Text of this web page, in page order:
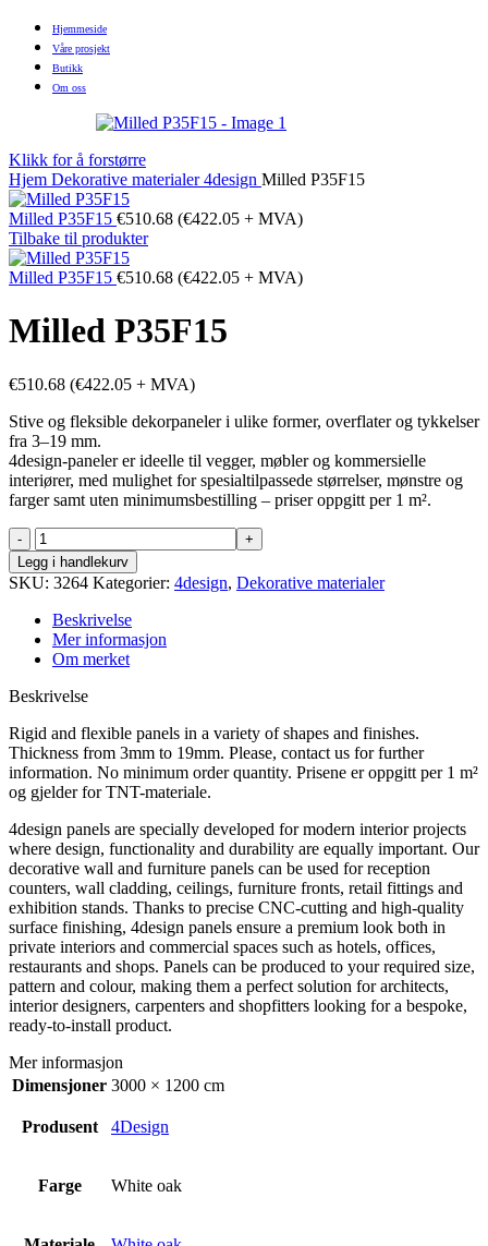
Hjemmeside
Våre prosjekt
Butikk
Om oss
Klikk for å forstørre
Hjem Dekorative materialer4design Milled P35F15
Milled P35F15 €510.68 (€422.05 + MVA)
Tilbake til produkter
Milled P35F15 €510.68 (€422.05 + MVA)
Milled P35F15
€510.68 (€422.05 + MVA)
Stive og fleksible dekorpaneler i ulike former, overflater og tykkelser
fra 3–19 mm.
4design-paneler er ideelle til vegger, møbler og kommersielle
interiører, med mulighet for spesialtilpassede størrelser, mønstre og
farger samt uten minimumsbestilling – priser oppgitt per 1 m².
Milled
P35F15
antall
Legg i handlekurv
SKU: 3264 Kategorier: 4design, Dekorative materialer
Beskrivelse
Mer informasjon
Om merket
Beskrivelse
Rigid and flexible panels in a variety of shapes and finishes.
Thickness from 3mm to 19mm. Please, contact us for further
information. No minimum order quantity. Prisene er oppgitt per 1 m²
og gjelder for TNT-materiale.
4design panels are specially developed for modern interior projects
where design, functionality and durability are equally important. Our
decorative wall and furniture panels can be used for reception
counters, wall cladding, ceilings, furniture fronts, retail fittings and
exhibition stands. Thanks to precise CNC-cutting and high-quality
surface finishing, 4design panels ensure a premium look both in
private interiors and commercial spaces such as hotels, offices,
restaurants and shops. Panels can be produced to your required size,
pattern and colour, making them a perfect solution for architects,
interior designers, carpenters and shopfitters looking for a bespoke,
ready-to-install product.
Mer informasjon
Dimensjoner 3000 × 1200 cm
Produsent 4Design
Farge White oak